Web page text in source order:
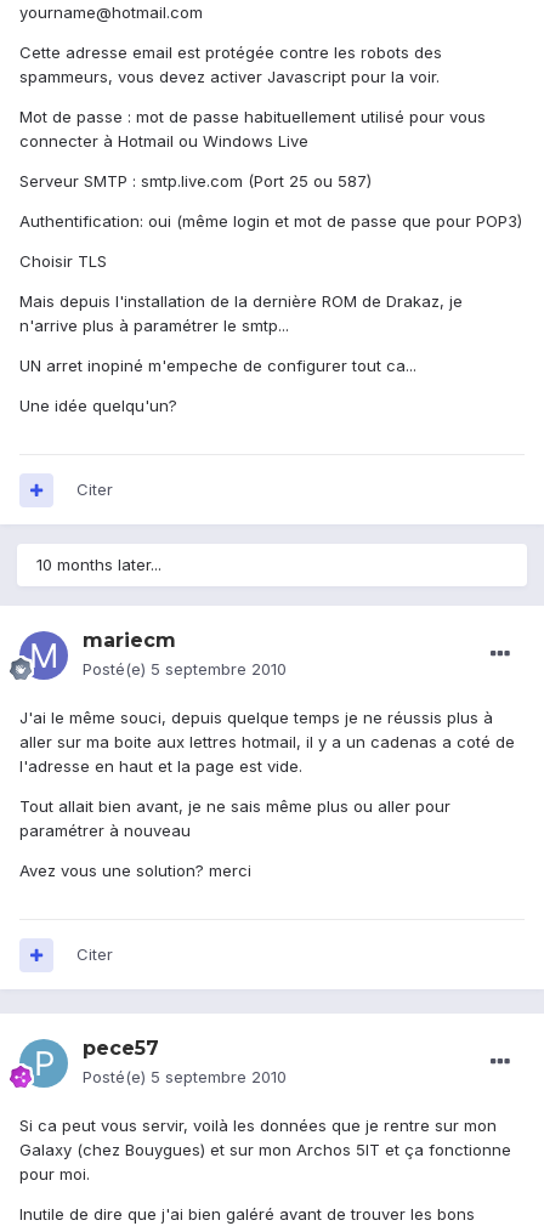
yourname@hotmail.com
Cette adresse email est protégée contre les robots des
spammeurs, vous devez activer Javascript pour la voir.
Mot de passe : mot de passe habituellement utilisé pour vous
connecter à Hotmail ou Windows Live
Serveur SMTP : smtp.live.com (Port 25 ou 587)
Authentification: oui (même login et mot de passe que pour POP3)
Choisir TLS
Mais depuis l'installation de la dernière ROM de Drakaz, je
n'arrive plus à paramétrer le smtp...
UN arret inopiné m'empeche de configurer tout ca...
Une idée quelqu'un?
Citer
10 months later...
mariecm
Posté(e) 5 septembre 2010
J'ai le même souci, depuis quelque temps je ne réussis plus à
aller sur ma boite aux lettres hotmail, il y a un cadenas a coté de
l'adresse en haut et la page est vide.
Tout allait bien avant, je ne sais même plus ou aller pour
paramétrer à nouveau
Avez vous une solution? merci
Citer
pece57
Posté(e) 5 septembre 2010
Si ca peut vous servir, voilà les données que je rentre sur mon
Galaxy (chez Bouygues) et sur mon Archos 5IT et ça fonctionne
pour moi.
Inutile de dire que j'ai bien galéré avant de trouver les bons